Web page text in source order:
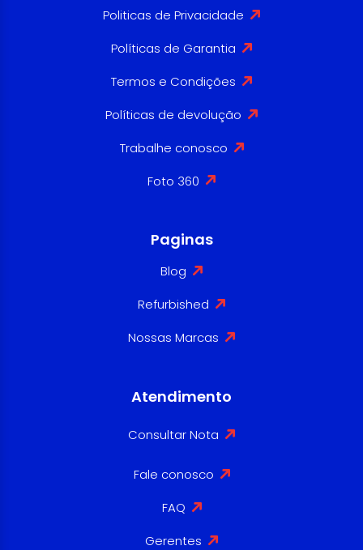
Politicas de Privacidade
Políticas de Garantia
Termos e Condições
Políticas de devolução
Trabalhe conosco
Foto 360
Paginas
Blog
Refurbished
Nossas Marcas
Atendimento
Consultar Nota
Fale conosco
FAQ
Gerentes